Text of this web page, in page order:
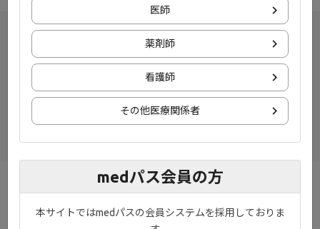
プライバシーポリシー
ご利用規約 お問い合わせ
医師
薬剤師
看護師
その他医療関係者
medパス会員の方
本サイトではmedパスの会員システムを採用しておりま